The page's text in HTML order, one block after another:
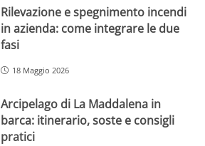
Rilevazione e spegnimento incendi
in azienda: come integrare le due
fasi
18 Maggio 2026
Arcipelago di La Maddalena in
barca: itinerario, soste e consigli
pratici